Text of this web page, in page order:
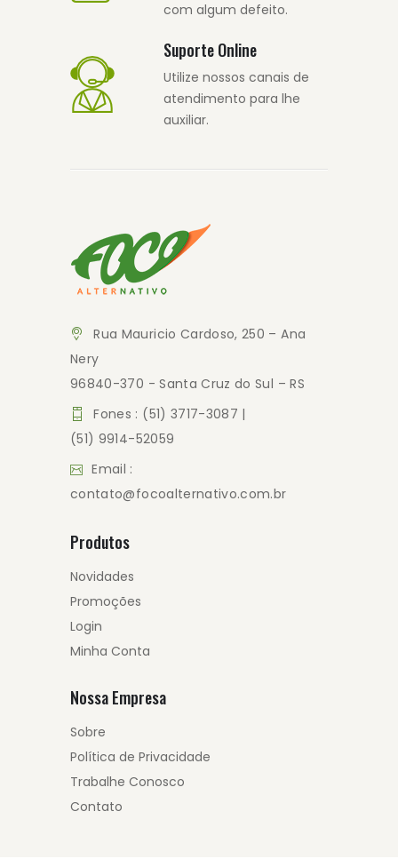
com algum defeito.
Suporte Online
Utilize nossos canais de
atendimento para lhe
auxiliar.
Rua Mauricio Cardoso, 250 – Ana
Nery
96840-370 - Santa Cruz do Sul – RS
Fones : (51) 3717-3087 |
(51) 9914-52059
Email :
contato@focoalternativo.com.br
Produtos
Novidades
Promoções
Login
Minha Conta
Nossa Empresa
Sobre
Política de Privacidade
Trabalhe Conosco
Contato